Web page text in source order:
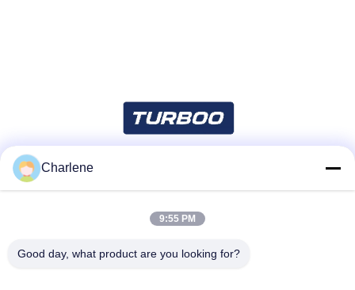
দ্রুত যোগাযোগ
Charlene
9:55 PM
Good day, what product are you looking for?